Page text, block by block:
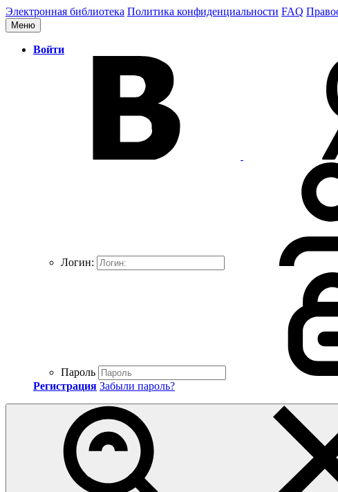
Электронная библиотека Политика конфиденциальности FAQ
Меню
Войти
Логин:
Пароль
Регистрация Забыли пароль?